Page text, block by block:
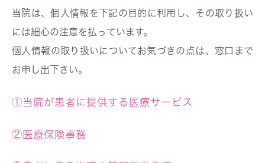
当院は、個人情報を下記の目的に利用し、その取り扱い
には細心の注意を払っています。
個人情報の取り扱いについてお気づきの点は、窓口まで
お申し出下さい。
①当院が患者に提供する医療サービス
②医療保険事務